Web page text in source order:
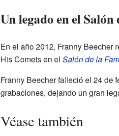
Un legado en el Salón
En el año 2012, Franny Beecher
His Comets en el Salón de la
Franny Beecher falleció el 24 de
grabaciones, dejando un gran
Véase también